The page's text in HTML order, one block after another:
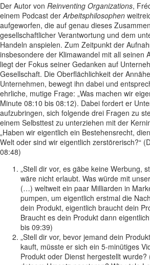
Der Autor von Reinventing Organizations,
einem Podcast derArbeitsphilosophen
aufgeworfen, die auf genau dieses
gesellschaftlicher Verantwortung und dem
Handeln anspielen. Zum Zeitpunkt der
insbesondere der Klimawandel mit all seinen
liegt der Fokus seiner Gedanken auf
Gesellschaft. Die Oberflächlichkeit der
Unternehmen, bewegt ihn dabei und
ehrliche, mutige Frage: „Was machen wir
Minute 08:10 bis 08:12). Dabei fordert er
aufzubringen, sich folgende drei Fragen zu
einem Selbsttest zu unterziehen mit der
„Haben wir eigentlich ein Bestehensrecht,
Welt oder sind wir eigentlich zerstörerisch?“
08:48)
„Stell dir vor, es gäbe keine Werbung,
wäre nicht erlaubt. Was würde mit
(…) weltweit ein paar Milliarden in
pumpen, um eigentlich erstmal die
dein Produkt, eigentlich braucht dein
Braucht es dein Produkt dann
bis 09:39)
„Stell dir vor, bevor jemand dein
kauft, müsste er sich ein 5-minütiges
Produkt oder Dienst hergestellt